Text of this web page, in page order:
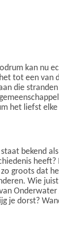
kan nu
tot een van
die
het liefst
bekend
groots dat
Wie
je dorst?